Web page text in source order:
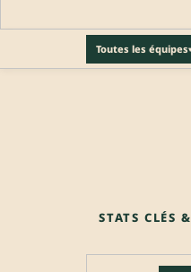
Toutes les équipes▾
STATS CLÉS